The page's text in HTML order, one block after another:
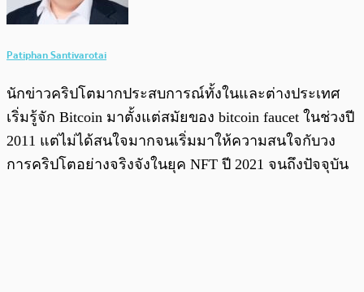
Patiphan Santivarotai
นักข่าวคริปโตมากประสบการณ์ทั้งในและต่างประเทศ
เริ่มรู้จัก Bitcoin มาตั้งแต่สมัยของ bitcoin faucet ในช่วงปี
2011 แต่ไม่ได้สนใจมากจนเริ่มมาให้ความสนใจกับวง
การคริปโตอย่างจริงจังในยุค NFT ปี 2021 จนถึงปัจจุบัน